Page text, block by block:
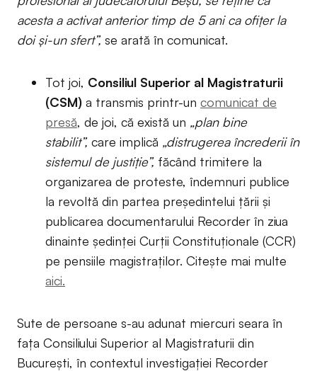
acesta a activat anterior timp de 5 ani ca ofiţer la
doi şi-un sfert”, se arată în comunicat.
Tot joi, Consiliul Superior al Magistraturii
(CSM) a transmis printr-un comunicat de
presă, de joi, că există un „plan bine
stabilit”, care implică „distrugerea încrederii în
sistemul de justiţie”, făcând trimitere la
organizarea de proteste, îndemnuri publice
la revoltă din partea preşedintelui ţării și
publicarea documentarului Recorder în ziua
dinainte ședinței Curții Constituționale (CCR)
pe pensiile magistraților. Citește mai multe
aici.
Sute de persoane s-au adunat miercuri seara în
fața Consiliului Superior al Magistraturii din
București, în contextul investigației Recorder